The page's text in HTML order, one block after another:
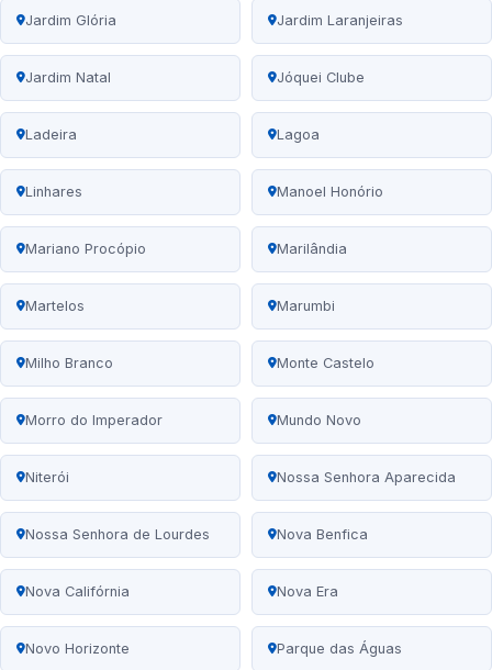
Jardim Glória Jardim Laranjeiras
Jardim Natal Jóquei Clube
Ladeira Lagoa
Linhares Manoel Honório
Mariano Procópio Marilândia
Martelos Marumbi
Milho Branco Monte Castelo
Morro do Imperador Mundo Novo
Niterói Nossa Senhora Aparecida
Nossa Senhora de Lourdes Nova Benfica
Nova Califórnia Nova Era
Novo Horizonte Parque das Águas